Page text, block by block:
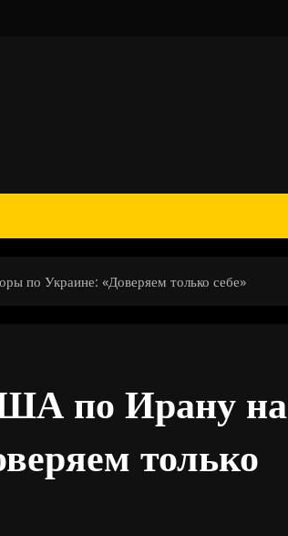
по Украине: «Доверяем только себе»
по Ирану на
только